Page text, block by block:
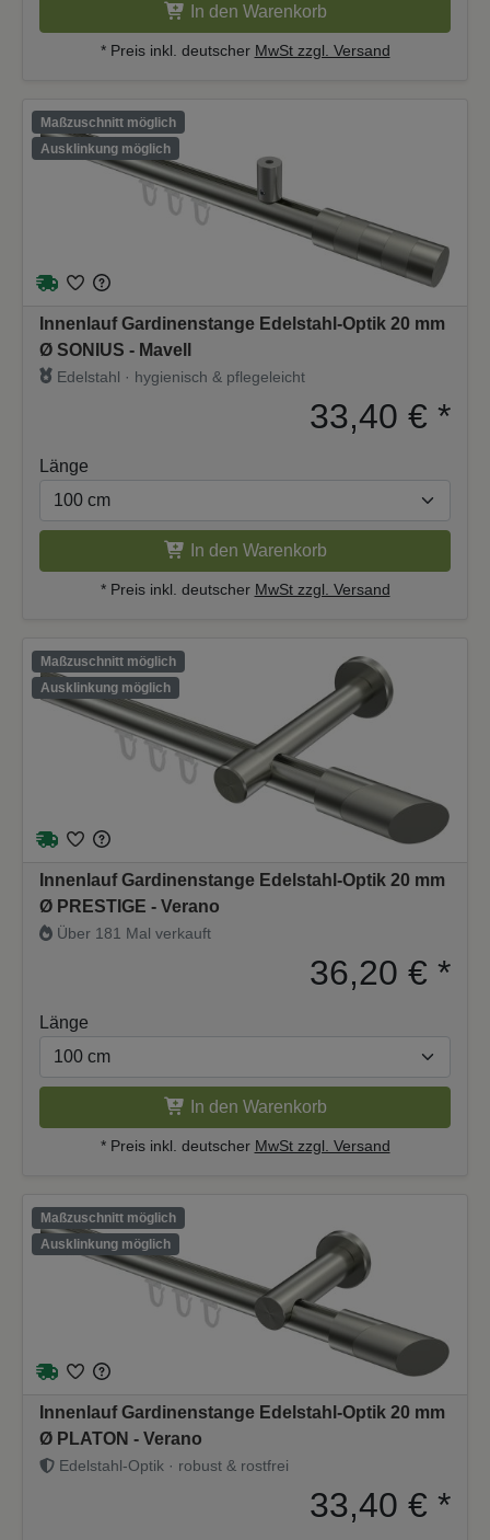
In den Warenkorb
* Preis inkl. deutscher MwSt zzgl. Versand
Maßzuschnitt möglich
Ausklinkung möglich
Innenlauf Gardinenstange Edelstahl-Optik 20 mm
Ø SONIUS - Mavell
Edelstahl · hygienisch & pflegeleicht
33,40 € *
Länge
In den Warenkorb
* Preis inkl. deutscher MwSt zzgl. Versand
Maßzuschnitt möglich
Ausklinkung möglich
Innenlauf Gardinenstange Edelstahl-Optik 20 mm
Ø PRESTIGE - Verano
Über 181 Mal verkauft
36,20 € *
Länge
In den Warenkorb
* Preis inkl. deutscher MwSt zzgl. Versand
Maßzuschnitt möglich
Ausklinkung möglich
Innenlauf Gardinenstange Edelstahl-Optik 20 mm
Ø PLATON - Verano
Edelstahl-Optik · robust & rostfrei
33,40 € *